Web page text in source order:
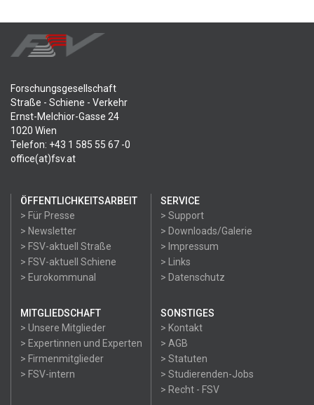
Forschungsgesellschaft
Straße - Schiene - Verkehr
Ernst-Melchior-Gasse 24
1020 Wien
Telefon: +43 1 585 55 67 -0
office(at)fsv.at
ÖFFENTLICHKEITSARBEIT
> Für Presse
> Newsletter
> FSV-aktuell Straße
> FSV-aktuell Schiene
> Eurokommunal
SERVICE
> Support
> Downloads/Galerie
> Impressum
> Links
> Datenschutz
MITGLIEDSCHAFT
> Unsere Mitglieder
> Expertinnen und Experten
> Firmenmitglieder
> FSV-intern
SONSTIGES
> Kontakt
> AGB
> Statuten
> Studierenden-Jobs
> Recht - FSV